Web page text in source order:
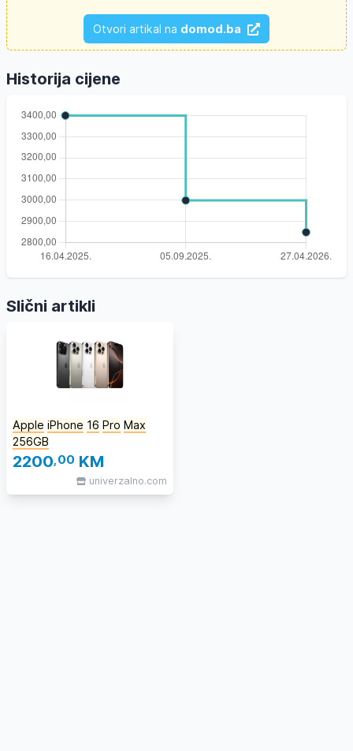
Otvori artikal na domod.ba
Historija cijene
Slični artikli
Apple iPhone 16 Pro Max
256GB
2200,00 KM
univerzalno.com